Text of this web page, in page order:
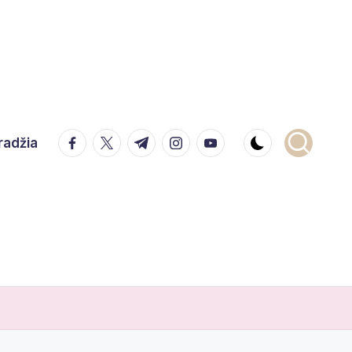
facebook.com
twitter.com
t.me instagram.com
youtube.com